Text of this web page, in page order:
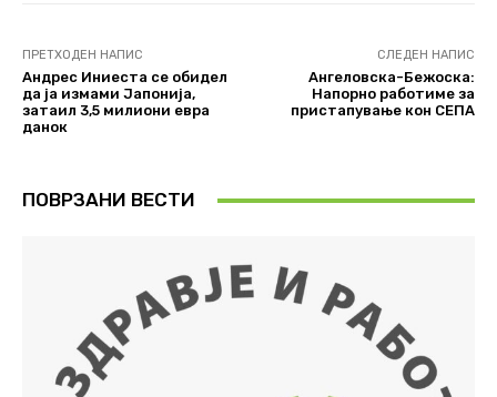
ПРЕТХОДЕН НАПИС
Андрес Иниеста се обидел
да ја измами Јапонија,
затаил 3,5 милиони евра
данок
СЛЕДЕН НАПИС
Ангеловска-Бежоска:
Напорно работиме за
пристапување кон СЕПА
ПОВРЗАНИ ВЕСТИ